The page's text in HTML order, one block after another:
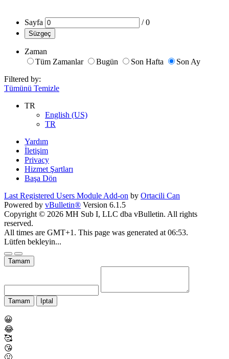
Sayfa /0
Süzgeç
Zaman
Tüm Zamanlar
Bugün Son Hafta
Son Ay
Filtered by:
Tümünü Temizle
TR
English (US)
TR
Yardım
İletişim
Privacy
Hizmet Şartları
Başa Dön
Last Registered Users Module Add-on by Ortacili Can
Powered by vBulletin® Version 6.1.5
Copyright © 2026 MH Sub I, LLC dba vBulletin. All rights
reserved.
All times are GMT+1. This page was generated at 06:53.
Lütfen bekleyin...
Tamam
Tamam Iptal
😀
😂
🥰
😘
🤢